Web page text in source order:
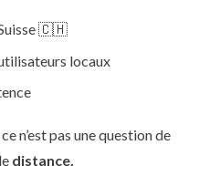
🇨🇭
locaux
n’est pas une question de
distance.